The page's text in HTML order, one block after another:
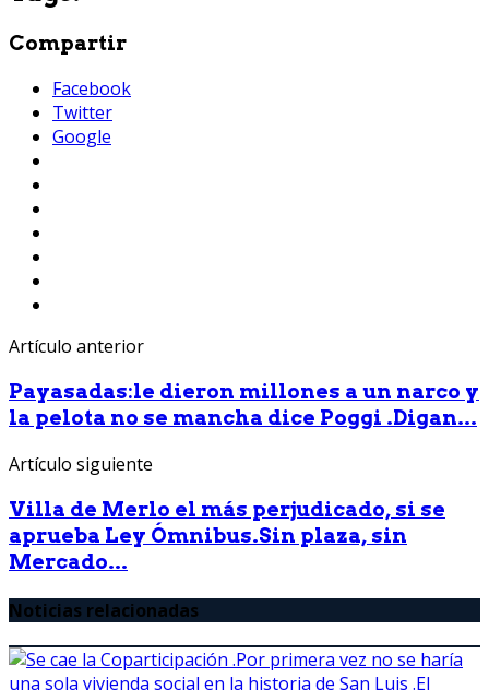
Compartir
Facebook
Twitter
Google
Artículo anterior
Payasadas:le dieron millones a un narco y
la pelota no se mancha dice Poggi .Digan...
Artículo siguiente
Villa de Merlo el más perjudicado, si se
aprueba Ley Ómnibus.Sin plaza, sin
Mercado...
Noticias relacionadas